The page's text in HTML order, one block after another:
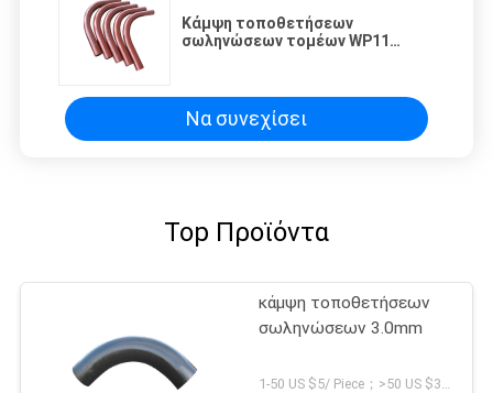
Κάμψη τοποθετήσεων
σωληνώσεων τομέων WP11
Να συνεχίσει
Top Προϊόντα
κάμψη τοποθετήσεων
σωληνώσεων 3.0mm